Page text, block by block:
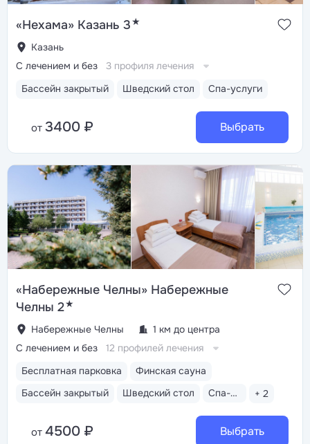
«Нехама» Казань 3★
Казань
Бассейн закрытый Шведский стол Спа-услуги
С лечением и без 3 профиля лечения
от 3400 ₽ Выбрать
«Набережные Челны» Набережные
Челны 2★
Набережные Челны 1 км до центра
Бесплатная парковка
Финская сауна
Бассейн закрытый
Шведский стол Спа-комплекс + 2
С лечением и без 12 профилей лечения
от 4500 ₽ Выбрать